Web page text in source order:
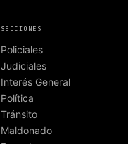
SECCIONES
Policiales
Judiciales
Interés General
Política
Tránsito
Maldonado